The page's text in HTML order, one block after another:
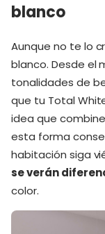
blanco
Aunque no te lo
blanco. Desde el
tonalidades de
que tu Total
idea que
esta forma
habitación siga
se verán
color.